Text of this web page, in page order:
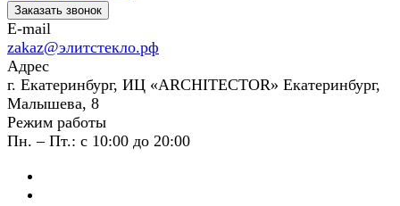
Заказать звонок
E-mail
zakaz@элитстекло.рф
Адрес
г. Екатеринбург, ИЦ «ARCHITECTOR» Екатеринбург,
Малышева, 8
Режим работы
Пн. – Пт.: с 10:00 до 20:00